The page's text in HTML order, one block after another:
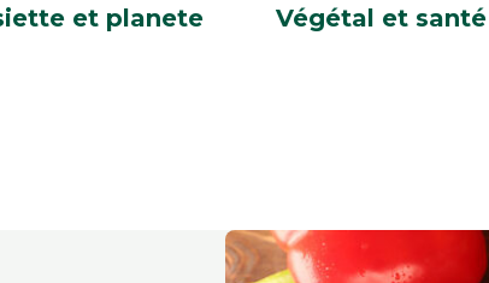
et planete Végétal et santé